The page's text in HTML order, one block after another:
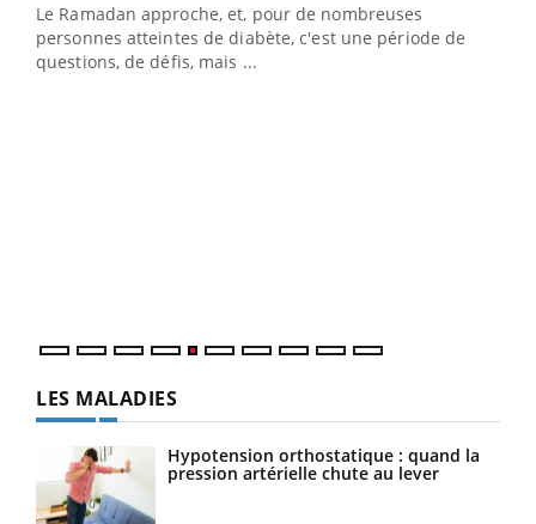
Le Ramadan approche, et, pour de nombreuses
personnes atteintes de diabète, c'est une période de
questions, de défis, mais ...
LES MALADIES
Hypotension orthostatique : quand la
pression artérielle chute au lever